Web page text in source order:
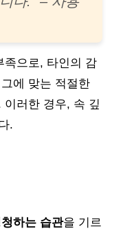
족으로, 타인의 감
에 맞는 적절한
이러한 경우, 속 깊
.
하는 습관을 기르